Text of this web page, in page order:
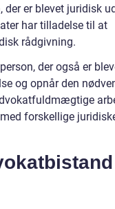
er blevet juridisk
har tilladelse til at
rådgivning.
der også er
og opnår den
forskellige